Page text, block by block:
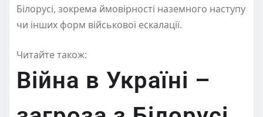
Білорусі, зокрема ймовірності наземного наступу
чи інших форм військової ескалації.
Читайте також:
Війна в Україні –